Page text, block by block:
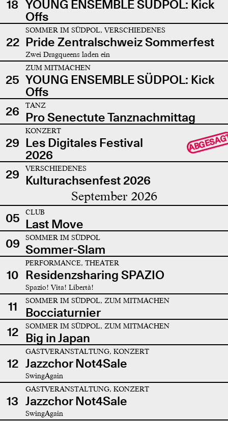
18 YOUNG ENSEMBLE SÜDPOL: Kick
Offs
22
SOMMER IM SÜDPOL, VERSCHIEDENES
Pride Zentralschweiz Sommerfest
Zwei Dragqueens laden ein
25
ZUM MITMACHEN
YOUNG ENSEMBLE SÜDPOL: Kick
Offs
26
TANZ
Pro Senectute Tanznachmittag
29
KONZERT
Les Digitales Festival
2026
29 VERSCHIEDENES
Kulturachsenfest 2026
September 2026
05 CLUB
Last Move
09
SOMMER IM SÜDPOL
Sommer-Slam
10
PERFORMANCE, THEATER
Residenzsharing SPAZIO
Spazio! Vita! Libertà!
11 SOMMER IM SÜDPOL, ZUM MITMACHEN
Bocciaturnier
12
SOMMER IM SÜDPOL, ZUM MITMACHEN
Big in Japan
12
GASTVERANSTALTUNG, KONZERT
Jazzchor Not4Sale
SwingAgain
13
GASTVERANSTALTUNG, KONZERT
Jazzchor Not4Sale
SwingAgain